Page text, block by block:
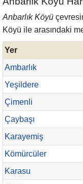
Anbarlık Köyü
Köyü ile arasındaki
Yer
Ambarlık
Yeşildere
Çimenli
Çaybaşı
Karayemiş
Kömürcüler
Karasu